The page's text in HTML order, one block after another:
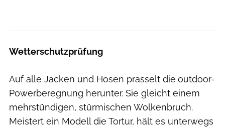
Wetterschutzprüfung
Auf alle Jacken und Hosen prasselt die outdoor-
Powerberegnung herunter. Sie gleicht einem
mehrstündigen, stürmischen Wolkenbruch.
Meistert ein Modell die Tortur, hält es unterwegs